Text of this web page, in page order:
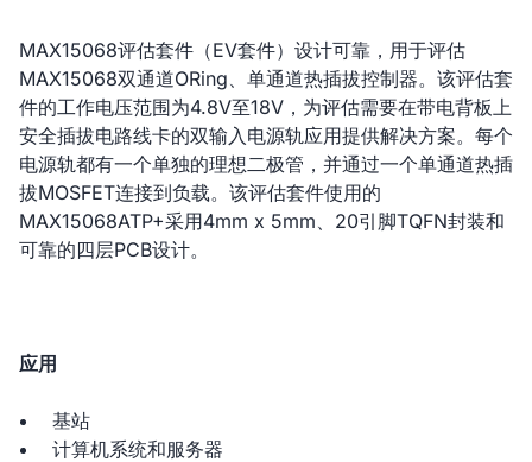
MAX15068评估套件（EV套件）设计可靠，用于评估
MAX15068双通道ORing、单通道热插拔控制器。该评估套
件的工作电压范围为4.8V至18V，为评估需要在带电背板上
安全插拔电路线卡的双输入电源轨应用提供解决方案。每个
电源轨都有一个单独的理想二极管，并通过一个单通道热插
拔MOSFET连接到负载。该评估套件使用的
MAX15068ATP+采用4mm x 5mm、20引脚TQFN封装和
可靠的四层PCB设计。
应用
基站
计算机系统和服务器